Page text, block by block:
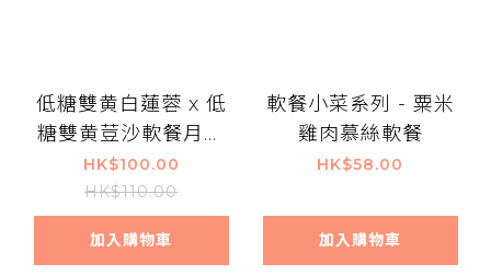
低糖雙黄白蓮蓉 x 低
糖雙黄荳沙軟餐月餅
禮盒兩件裝
HK$100.00
HK$110.00
加入購物車
軟餐小菜系列 - 粟米
雞肉慕絲軟餐
HK$58.00
加入購物車